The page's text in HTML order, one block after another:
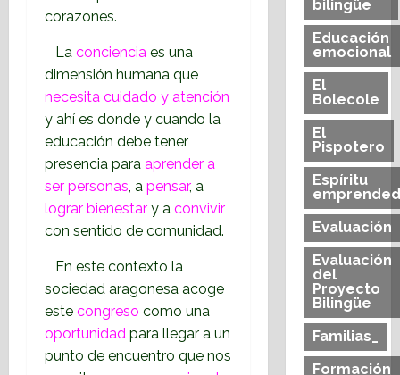
corazones.
La conciencia es una
dimensión humana que
necesita cuidado y atención
y ahí es donde y cuando la
educación debe tener
presencia para aprender a
ser personas , a pensar, a
lograr bienestar y a convivir
con sentido de comunidad.
En este contexto la
sociedad aragonesa acoge
este congreso como una
oportunidad para llegar a un
punto de encuentro que nos
bilingüe
Educación
emocional
El
Bolecole
El
Pispotero
Espíritu
Evaluación
Evaluación
del
Proyecto
Bilingüe
Familias_
Formación